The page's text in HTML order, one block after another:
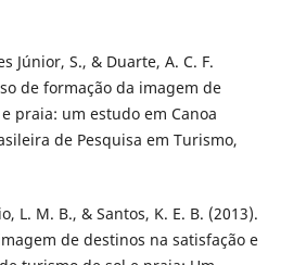
Júnior, S., & Duarte, A. C. F.
de formação da imagem de
praia: um estudo em Canoa
de Pesquisa em Turismo,
L. M. B., & Santos, K. E. B. (2013).
de destinos na satisfação e